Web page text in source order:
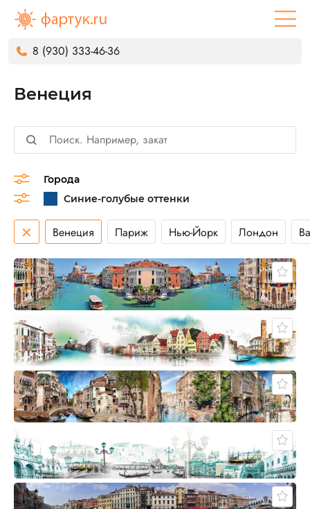
8 (930) 333-46-36
Венеция
Города
× Венеция Париж Нью-Йорк Лондон